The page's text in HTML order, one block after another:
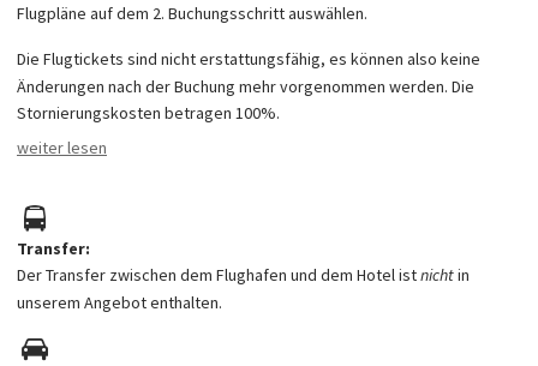
Flugpläne auf dem 2. Buchungsschritt auswählen.
Die Flugtickets sind nicht erstattungsfähig, es können also keine
Änderungen nach der Buchung mehr vorgenommen werden. Die
Stornierungskosten betragen 100%.
Alle Fragen bezüglich der gebuchten Flüge, können Sie direkt an die
Webseite Ihrer Fluggesellschaft einchecken. (Das Check-In am
Flughafen ist oft kostenpflichtig).
Das Mitnehmen von Gepäckstücken, Mahlzeiten oder andere
weiter lesen
Transfer:
Der Transfer zwischen dem Flughafen und dem Hotel istnichtin
unserem Angebot enthalten.